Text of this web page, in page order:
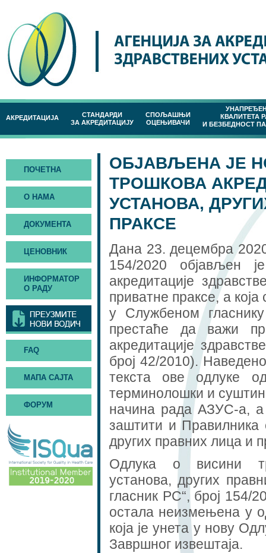
АКРЕДИТАЦИЈА
СТАНДАРДИ
ЗА АКРЕДИТАЦИЈУ
СПОЉАШЊИ
ОЦЕЊИВАЧИ
КВАЛИТЕТА
И БЕЗБЕДНОСТ
ПОЧЕТНА
О НАМА
ДОКУМЕНТА
ЦЕНОВНИК
ИНФОРМАТОР
О РАДУ
FAQ
МАПА САЈТА
ФОРУМ
ОБЈАВЉЕНА ЈЕ
ТРОШКОВА
УСТАНОВА,
ПРАКСЕ
Дана 23. децембра
154/2020 објављен
акредитације
приватне праксе, а
у Службеном
престаће да важи
акредитације
број 42/2010).
текста ове одлуке
терминолошки и
начина рада АЗУС-а, а
заштити и Правилника
других правних лица и
Одлука о висини
установа, других
гласник РС“, број 154/
остала неизмењена у
која је унета у нову
Завршног извештаја.